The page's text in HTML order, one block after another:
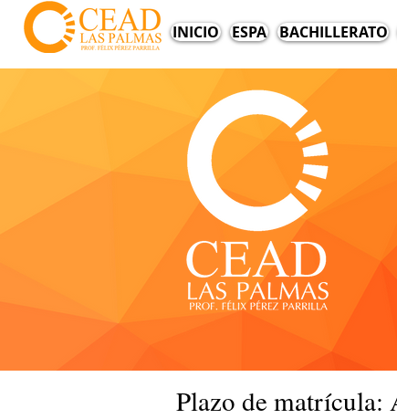
INICIO ESPA BACHILLERATO
Plazo de